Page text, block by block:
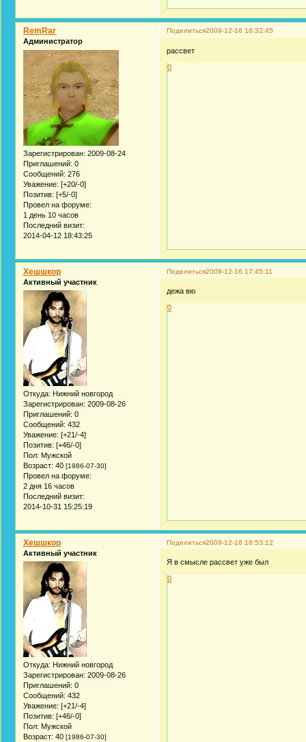
Поделиться2009-12-16 16:32:45
RemRar
Администратор
Зарегистрирован: 2009-08-24
Приглашений: 0
Сообщений: 276
Уважение: [+20/-0]
Позитив: [+5/-0]
Провел на форуме:
1 день 10 часов
Последний визит:
2014-04-12 18:43:25
рассвет
0
Поделиться2009-12-16 17:45:11
Хешшкор
Активный участник
Откуда: Нижний новгород
Зарегистрирован: 2009-08-26
Приглашений: 0
Сообщений: 432
Уважение: [+21/-4]
Позитив: [+46/-0]
Пол: Мужской
Возраст: 40 [1986-07-30]
Провел на форуме:
2 дня 16 часов
Последний визит:
2014-10-31 15:25:19
дежа вю
0
Поделиться2009-12-16 18:53:12
Хешшкор
Активный участник
Откуда: Нижний новгород
Зарегистрирован: 2009-08-26
Приглашений: 0
Сообщений: 432
Уважение: [+21/-4]
Позитив: [+46/-0]
Пол: Мужской
Возраст: 40 [1986-07-30]
Я в смысле рассвет уже был
0